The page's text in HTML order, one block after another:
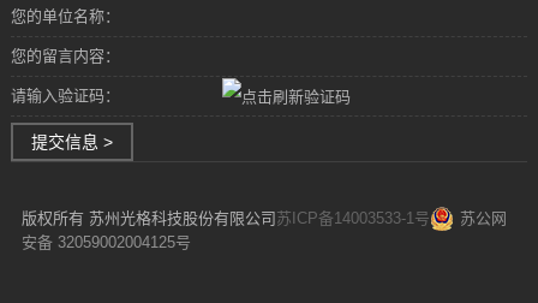
您的单位名称：
您的留言内容：
请输入验证码：
提交信息 >
版权所有 苏州光格科技股份有限公司苏ICP备14003533-1号
苏公网
安备 32059002004125号